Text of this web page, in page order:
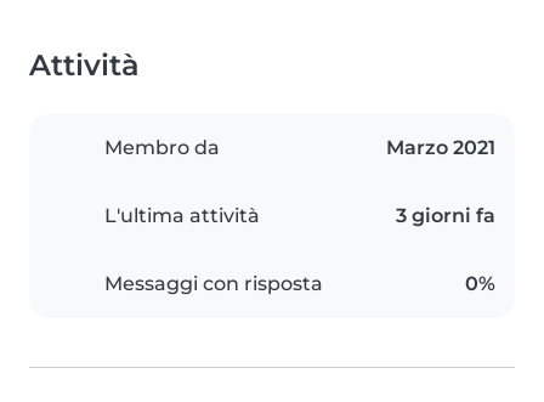
Attività
Membro da Marzo 2021
L'ultima attività 3 giorni fa
Messaggi con risposta 0%